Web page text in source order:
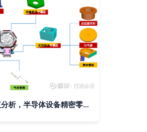
打新必读 富创精密估值分析，半导体设备精密零部件先锋的气体分析视角